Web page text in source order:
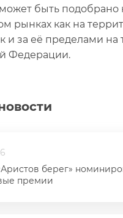
берег»
премии
быть подобрано
рынках как на
и за её пределами на
Федерации.